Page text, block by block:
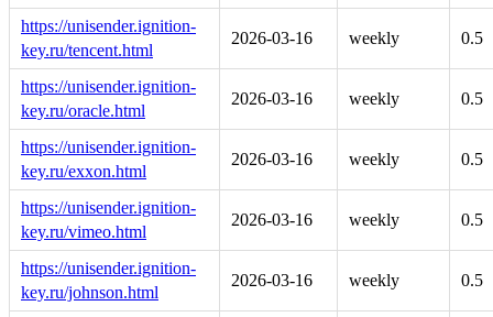
https://unisender.ignition-
key.ru/tencent.html
2026-03-16 weekly 0.5
https://unisender.ignition-
key.ru/oracle.html
2026-03-16 weekly 0.5
https://unisender.ignition-
key.ru/exxon.html
2026-03-16 weekly 0.5
https://unisender.ignition-
key.ru/vimeo.html
2026-03-16 weekly 0.5
https://unisender.ignition-
key.ru/johnson.html
2026-03-16 weekly 0.5